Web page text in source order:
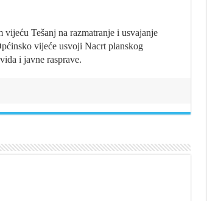
Tešanj na razmatranje i usvajanje
vijeće usvoji Nacrt planskog
i javne rasprave.